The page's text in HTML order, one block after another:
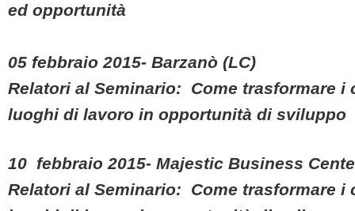
ed opportunità
05 febbraio 2015- Barzanò (LC)
Relatori al Seminario: Come trasformare i
luoghi di lavoro in opportunità di sviluppo
10 febbraio 2015- Majestic Business
Relatori al Seminario: Come trasformare i